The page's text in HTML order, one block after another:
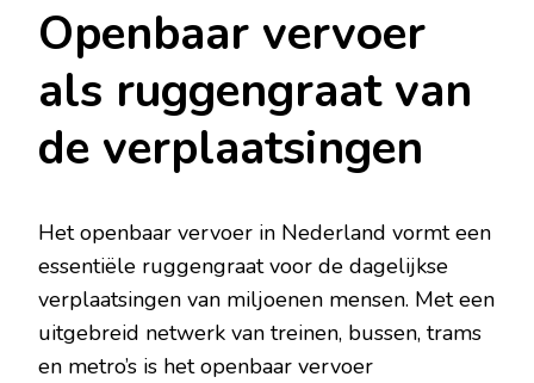
Openbaar vervoer
als ruggengraat van
de verplaatsingen
Het openbaar vervoer in Nederland vormt een
essentiële ruggengraat voor de dagelijkse
verplaatsingen van miljoenen mensen. Met een
uitgebreid netwerk van treinen, bussen, trams
en metro’s is het openbaar vervoer